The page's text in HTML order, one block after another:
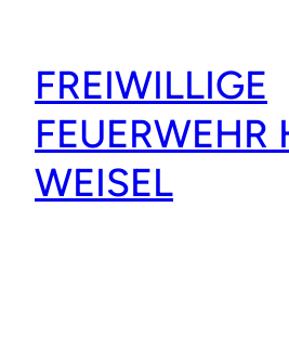
springen
FREIWILLIGE
FEUERWEHR
WEISEL